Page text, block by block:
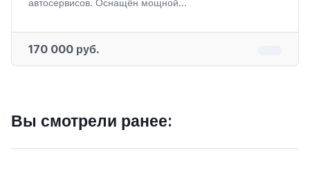
170 000 руб.
Вы смотрели ранее: